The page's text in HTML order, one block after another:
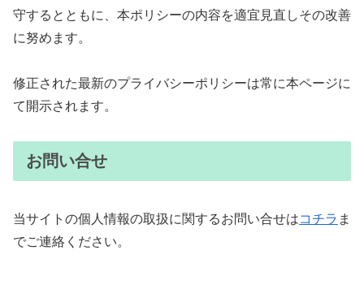
守するとともに、本ポリシーの内容を適宜見直しその改善
に努めます。
修正された最新のプライバシーポリシーは常に本ページに
て開示されます。
お問い合せ
当サイトの個人情報の取扱に関するお問い合せはコチラ ま
でご連絡ください。